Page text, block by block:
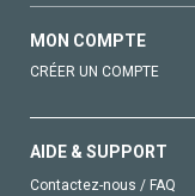
MON COMPTE
CRÉER UN COMPTE
AIDE & SUPPORT
Contactez-nous / FAQ